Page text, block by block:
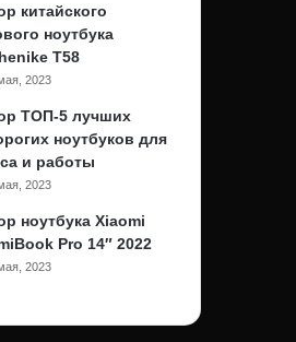
китайского
ноутбука
T58
2023
ТОП-5 лучших
ноутбуков для
и работы
2023
ноутбука Xiaomi
Pro 14″ 2022
2023